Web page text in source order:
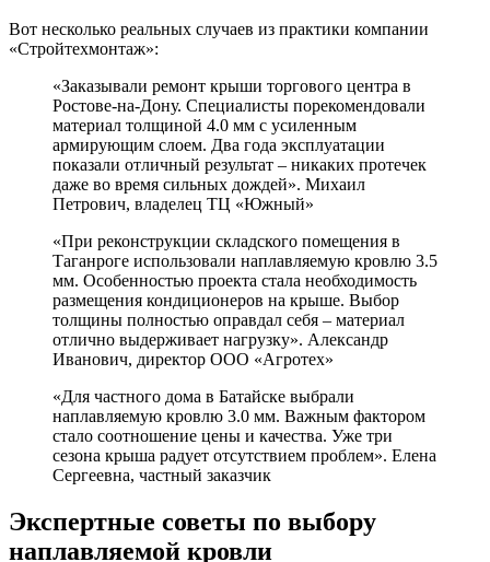
Вот несколько реальных случаев из практики компании
«Стройтехмонтаж»:
«Заказывали ремонт крыши торгового центра в
Ростове-на-Дону. Специалисты порекомендовали
материал толщиной 4.0 мм с усиленным
армирующим слоем. Два года эксплуатации
показали отличный результат – никаких протечек
даже во время сильных дождей». Михаил
Петрович, владелец ТЦ «Южный»
«При реконструкции складского помещения в
Таганроге использовали наплавляемую кровлю 3.5
мм. Особенностью проекта стала необходимость
размещения кондиционеров на крыше. Выбор
толщины полностью оправдал себя – материал
отлично выдерживает нагрузку». Александр
Иванович, директор ООО «Агротех»
«Для частного дома в Батайске выбрали
наплавляемую кровлю 3.0 мм. Важным фактором
стало соотношение цены и качества. Уже три
сезона крыша радует отсутствием проблем». Елена
Сергеевна, частный заказчик
Экспертные советы по выбору
наплавляемой кровли